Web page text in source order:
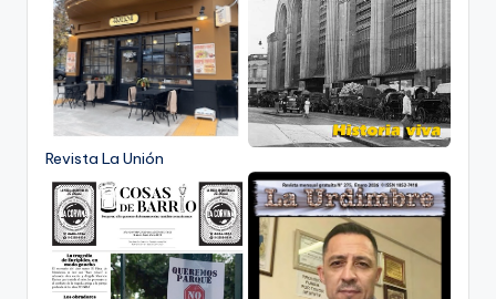
Revista La Unión